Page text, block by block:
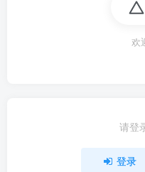
欢
请登
登录